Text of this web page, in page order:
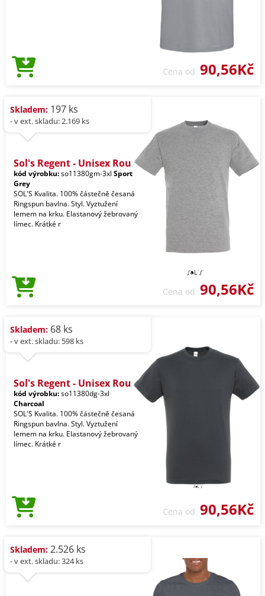
Cena od 90,56Kč
Skladem: 197 ks
- v ext. skladu: 2.169 ks
Sol's Regent - Unisex Rou
kód výrobku:so11380gm-3xl Sport
Grey
SOL'S Kvalita. 100% částečně česaná
Ringspun bavlna. Styl. Vyztužení
lemem na krku. Elastanový žebrovaný
límec. Krátké r
Cena od 90,56Kč
Skladem: 68 ks
- v ext. skladu: 598 ks
Sol's Regent - Unisex Rou
kód výrobku:so11380dg-3xl
Charcoal
SOL'S Kvalita. 100% částečně česaná
Ringspun bavlna. Styl. Vyztužení
lemem na krku. Elastanový žebrovaný
límec. Krátké r
Cena od 90,56Kč
Skladem: 2.526 ks
- v ext. skladu: 324 ks